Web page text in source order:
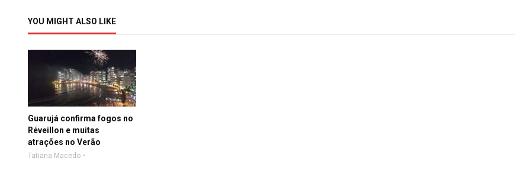
YOU MIGHT ALSO LIKE
Guarujá confirma fogos no
Réveillon e muitas
atrações no Verão
Tatiana Macedo